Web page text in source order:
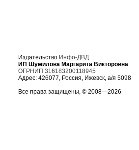
Издательство Инфо-ДВД
ИП Шумилова Маргарита Викторовна
ОГРНИП 316183200118945
Адрес: 426077, Россия, Ижевск, а/я 5098
Все права защищены, © 2008—2026